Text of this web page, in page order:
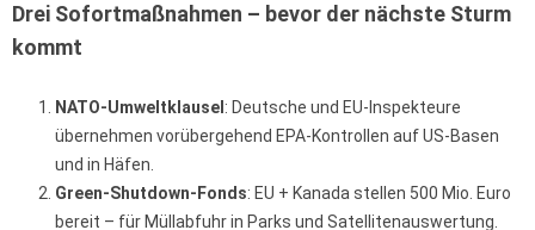
Drei Sofortmaßnahmen – bevor der nächste Sturm
kommt
NATO-Umweltklausel : Deutsche und EU-Inspekteure
übernehmen vorübergehend EPA-Kontrollen auf US-Basen
und in Häfen.
Green-Shutdown-Fonds: EU + Kanada stellen 500 Mio. Euro
bereit – für Müllabfuhr in Parks und Satellitenauswertung.